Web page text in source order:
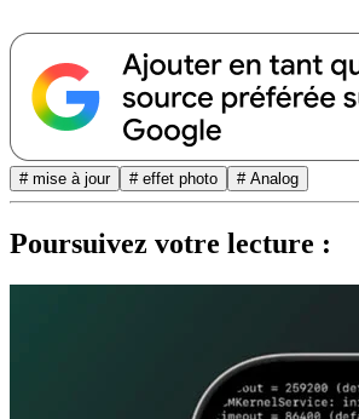
# mise à jour # effet photo # Analog
Poursuivez votre lecture :